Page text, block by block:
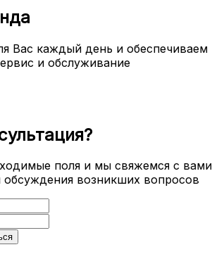
Вас каждый день и обеспечиваем
и обслуживание
поля и мы свяжемся с вами
обсуждения возникших вопросов